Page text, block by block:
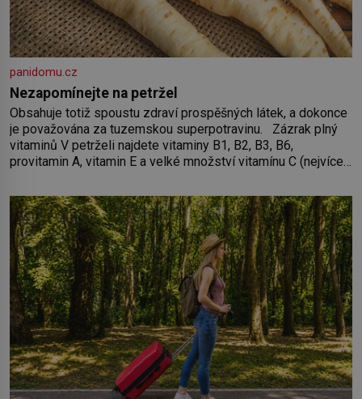
panidomu.cz
Nezapomínejte na petržel
Obsahuje totiž spoustu zdraví prospěšných látek, a dokonce
je považována za tuzemskou superpotravinu. Zázrak plný
vitaminů V petrželi najdete vitaminy B1, B2, B3, B6,
provitamin A, vitamin E a velké množství vitamínu C (nejvíce
také, ale je ho desetkrát méně), a kyselinu listovou. Ale